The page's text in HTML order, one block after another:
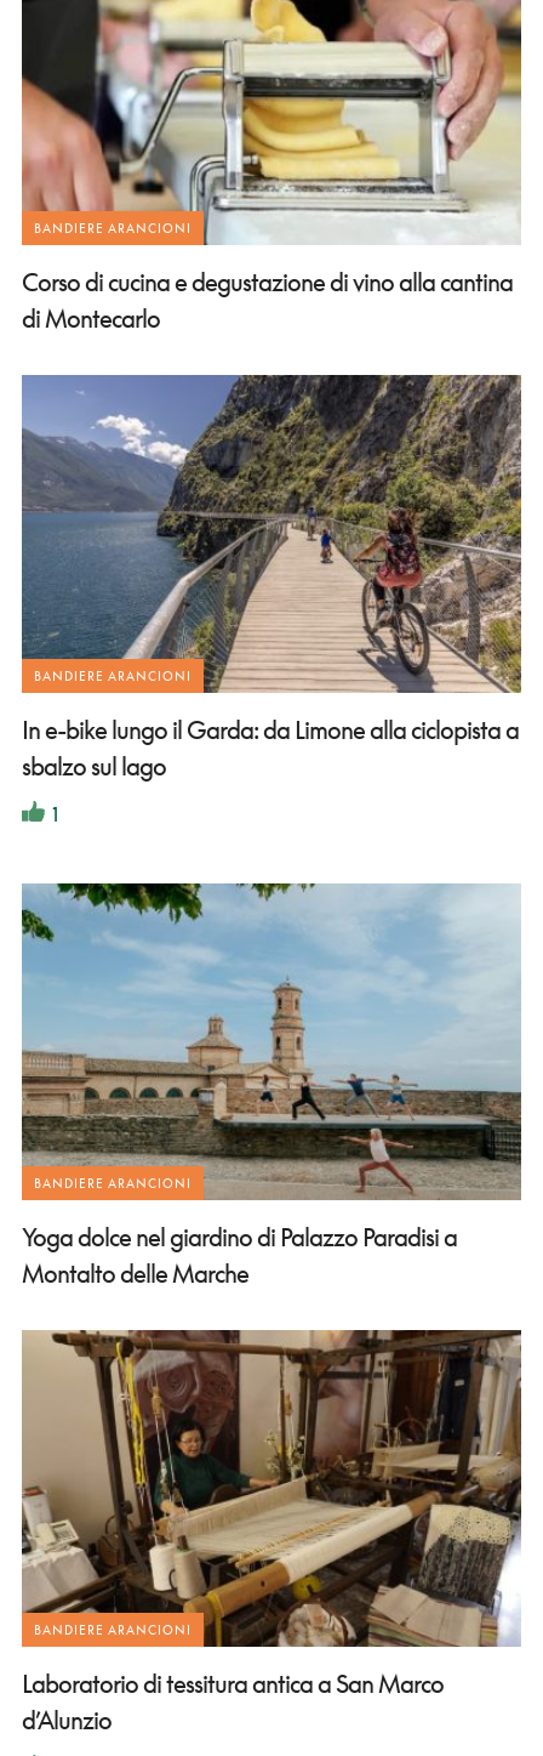
BANDIERE ARANCIONI
Corso di cucina e degustazione di vino alla cantina
di Montecarlo
BANDIERE ARANCIONI
In e-bike lungo il Garda: da Limone alla ciclopista a
sbalzo sul lago
1
BANDIERE ARANCIONI
Yoga dolce nel giardino di Palazzo Paradisi a
Montalto delle Marche
BANDIERE ARANCIONI
Laboratorio di tessitura antica a San Marco
d’Alunzio